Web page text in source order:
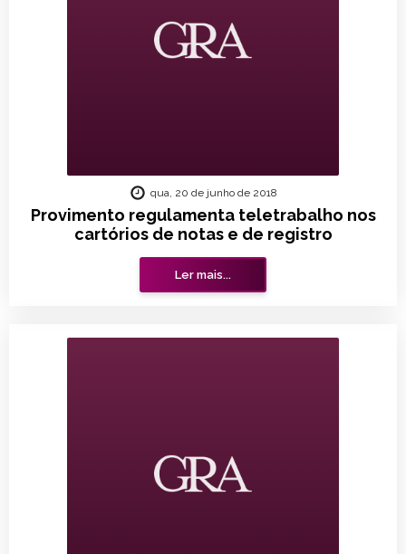
Provimento regulamenta teletrabalho nos
cartórios de notas e de registro
qua, 20 de junho de 2018
Ler mais...